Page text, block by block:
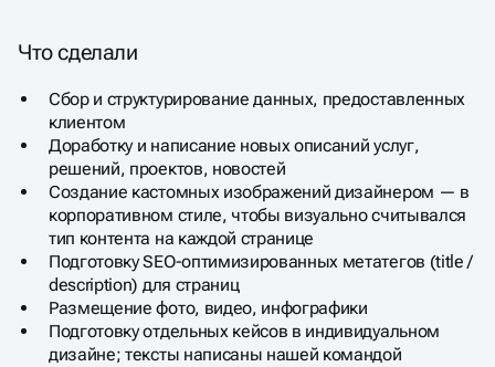
Что сделали
Сбор и структурирование данных, предоставленных
клиентом
Доработку и написание новых описаний услуг,
решений, проектов, новостей
Создание кастомных изображений дизайнером — в
корпоративном стиле, чтобы визуально считывался
тип контента на каждой странице
Подготовку SEO-оптимизированных метатегов (title /
description) для страниц
Размещение фото, видео, инфографики
Подготовку отдельных кейсов в индивидуальном
дизайне; тексты написаны нашей командой